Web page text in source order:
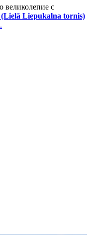
великолепие с
Liepukalna tornis)
.